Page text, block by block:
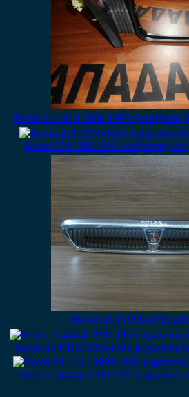
Rover 214-414 1990-1995 ηλεκτρικός
Rover 214 1990-1995 καθρέπτης
Rover 214 1990-1995
Rover 214/414 1990-1995 μηχανικός
Rover 214/414 1990-1995 μηχανικός